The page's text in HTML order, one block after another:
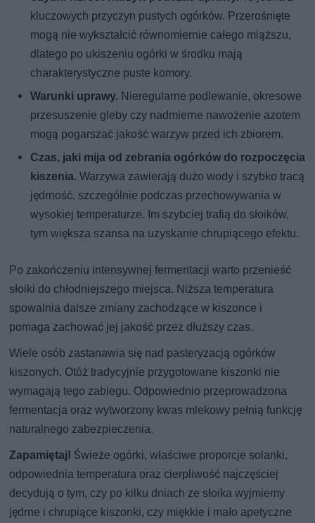
kluczowych przyczyn pustych ogórków. Przerośnięte
mogą nie wykształcić równomiernie całego miąższu,
dlatego po ukiszeniu ogórki w środku mają
charakterystyczne puste komory.
Warunki uprawy. Nieregularne podlewanie, okresowe
przesuszenie gleby czy nadmierne nawożenie azotem
mogą pogarszać jakość warzyw przed ich zbiorem.
Czas, jaki mija od zebrania ogórków do rozpoczęcia
kiszenia. Warzywa zawierają dużo wody i szybko tracą
jędrność, szczególnie podczas przechowywania w
wysokiej temperaturze. Im szybciej trafią do słoików,
tym większa szansa na uzyskanie chrupiącego efektu.
Po zakończeniu intensywnej fermentacji warto przenieść
słoiki do chłodniejszego miejsca. Niższa temperatura
spowalnia dalsze zmiany zachodzące w kiszonce i
pomaga zachować jej jakość przez dłuższy czas.
Wiele osób zastanawia się nad pasteryzacją ogórków
kiszonych. Otóż tradycyjnie przygotowane kiszonki nie
wymagają tego zabiegu. Odpowiednio przeprowadzona
fermentacja oraz wytworzony kwas mlekowy pełnią funkcję
naturalnego zabezpieczenia.
Zapamiętaj! Świeże ogórki, właściwe proporcje solanki,
odpowiednia temperatura oraz cierpliwość najczęściej
decydują o tym, czy po kilku dniach ze słoika wyjmiemy
jędrne i chrupiące kiszonki, czy miękkie i mało apetyczne